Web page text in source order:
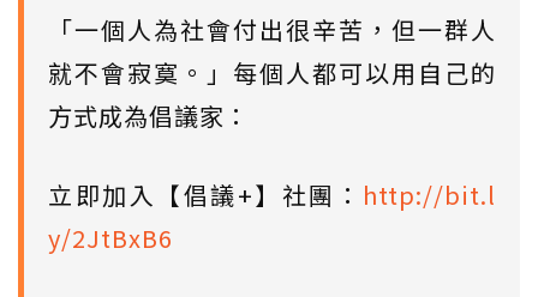
「一個人為社會付出很辛苦，但一群人
就不會寂寞。」每個人都可以用自己的
方式成為倡議家：
立即加入【倡議+】社團： http://bit.l
y/2JtBxB6